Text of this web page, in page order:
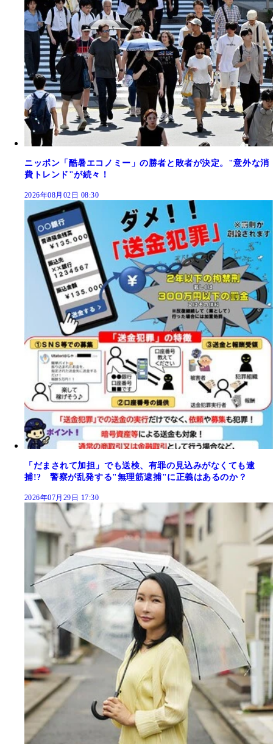
ニッポン「酷暑エコノミー」の勝者と敗者が決定。"意外な消
費トレンド"が続々！
2026年08月02日 08:30
「だまされて加担」でも送検、有罪の見込みがなくても逮
捕!? 警察が乱発する"無理筋逮捕"に正義はあるのか？
2026年07月29日 17:30